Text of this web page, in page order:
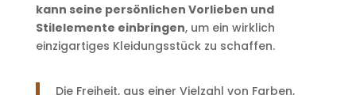
kann seine persönlichen Vorlieben und
Stilelemente einbringen, um ein wirklich
einzigartiges Kleidungsstück zu schaffen.
Die Freiheit, aus einer Vielzahl von Farben,